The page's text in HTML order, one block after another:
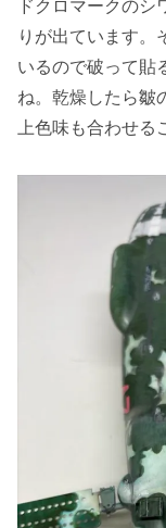
ドクロマークのシ
りが出ています。
いるので破って貼
ね。乾燥したら皺
上色味も合わせる